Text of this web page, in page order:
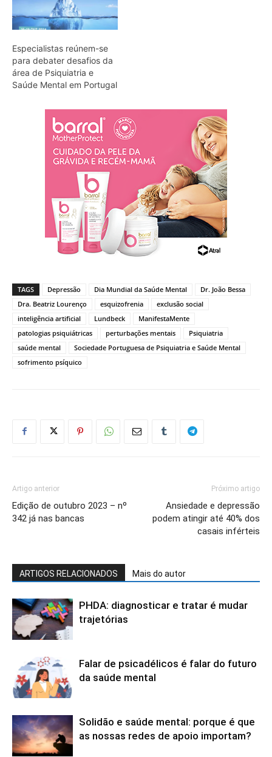
Especialistas reúnem-se
para debater desafios da
área de Psiquiatria e
Saúde Mental em Portugal
TAGS Depressão Dia Mundial da Saúde Mental
Dr. João Bessa
Dra. Beatriz Lourenço
esquizofrenia
exclusão social
inteligência artificial
Lundbeck
ManifestaMente
patologias psiquiátricas
perturbações mentais
Psiquiatria
saúde mental
Sociedade Portuguesa de Psiquiatria e Saúde Mental
sofrimento psíquico
Artigo anterior
Edição de outubro 2023 – nº
342 já nas bancas
Próximo artigo
Ansiedade e depressão
podem atingir até 40% dos
casais inférteis
ARTIGOS RELACIONADOS Mais do autor
PHDA: diagnosticar e tratar é mudar
trajetórias
Falar de psicadélicos é falar do futuro
da saúde mental
Solidão e saúde mental: porque é que
as nossas redes de apoio importam?